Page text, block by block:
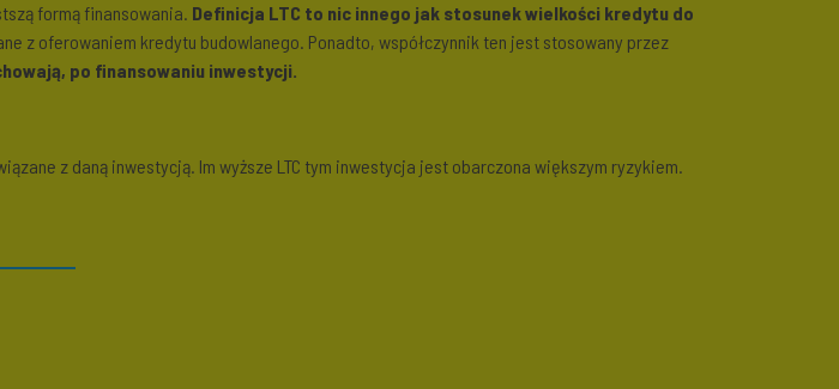
formą finansowania. Definicja LTC to nic innego jak stosunek wielkości kredytu do
z oferowaniem kredytu budowlanego. Ponadto, współczynnik ten jest stosowany przez
po finansowaniu inwestycji.
z daną inwestycją. Im wyższe LTC tym inwestycja jest obarczona większym ryzykiem.